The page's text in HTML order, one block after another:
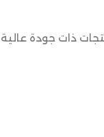
ذات جودة